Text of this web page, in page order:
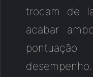
trocam de
acabar